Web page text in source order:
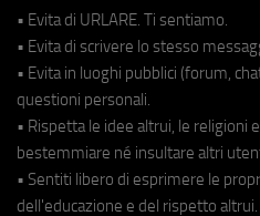
• Evita di URLARE. Ti sentiamo.
• Evita di scrivere lo stesso
• Evita in luoghi pubblici (forum,
questioni personali.
• Rispetta le idee altrui, le religioni
bestemmiare né insultare altri
• Sentiti libero di esprimere le
dell'educazione e del rispetto altrui.